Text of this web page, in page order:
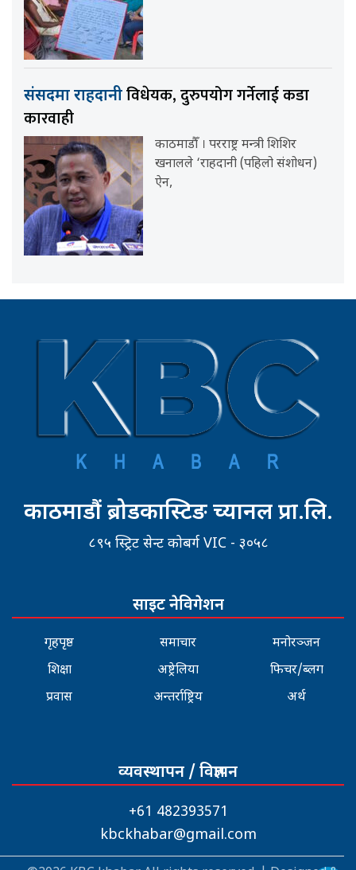
संसदमा राहदानीविधेयक, दुरुपयोग गर्नेलाई कडा
कारवाही
काठमाडौँ । परराष्ट्र मन्त्री शिशिर
खनालले ‘राहदानी (पहिलो संशोधन)
ऐन,
काठमाडौं ब्रोडकास्टिङ च्यानल प्रा.लि.
८९५ स्ट्रिट सेन्ट कोबर्ग VIC - ३०५८
साइट नेविगेशन
गृहपृष्ठ
शिक्षा
प्रवास
समाचार
अष्ट्रेलिया
अन्तर्राष्ट्रिय
मनोरञ्जन
फिचर/ब्लग
अर्थ
व्यवस्थापन / विज्ञापन
+61 482393571
kbckhabar@gmail.com